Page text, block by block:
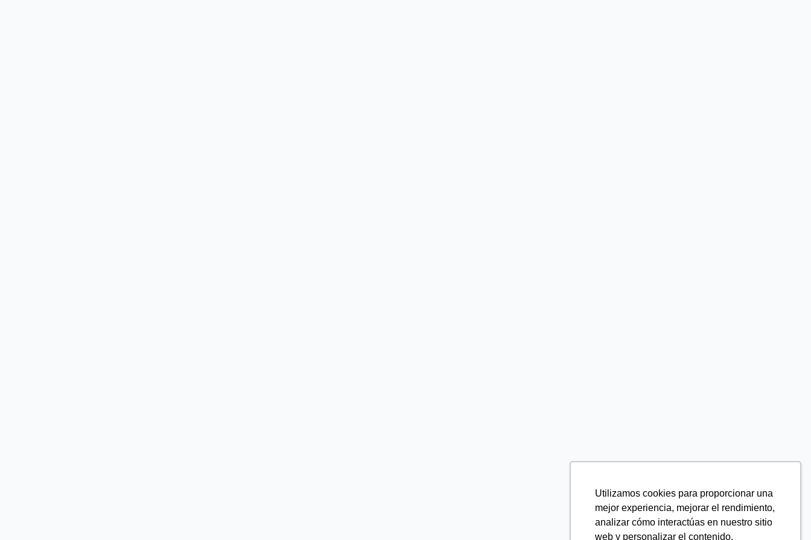
Utilizamos cookies para proporcionar una
mejor experiencia, mejorar el rendimiento,
analizar cómo interactúas en nuestro sitio
web y personalizar el contenido.